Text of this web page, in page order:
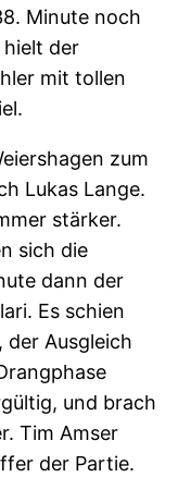
Minute noch
hielt der
mit tollen
zum
Lukas Lange.
stärker.
sich die
dann der
Es schien
der Ausgleich
und brach
Tim Amser
der Partie.